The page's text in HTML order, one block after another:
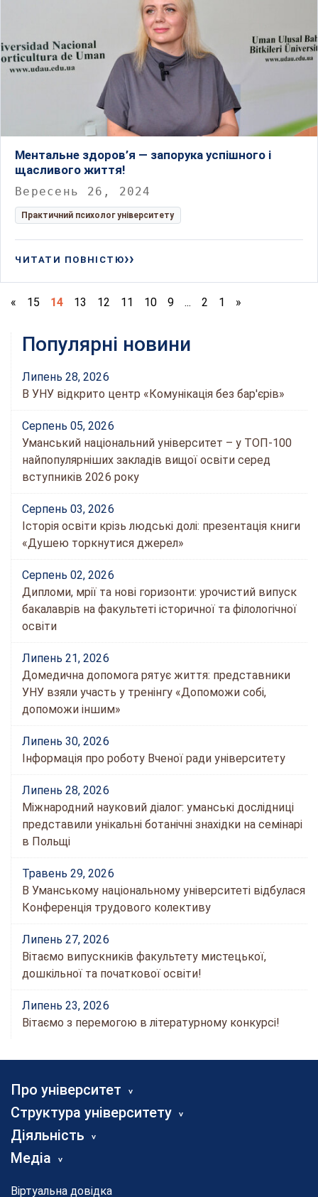
Ментальне здоров’я — запорука успішного і
щасливого життя!
Вересень 26, 2024
Практичний психолог університету
ЧИТАТИ ПОВНІСТЮ
« 15 14 13 12 11 10 9 ... 2 1 »
Популярні новини
Липень 28, 2026
В УНУ відкрито центр «Комунікація без бар'єрів»
Серпень 05, 2026
Уманський національний університет – у ТОП-100
найпопулярніших закладів вищої освіти серед
вступників 2026 року
Серпень 03, 2026
Історія освіти крізь людські долі: презентація книги
«Душею торкнутися джерел»
Серпень 02, 2026
Дипломи, мрії та нові горизонти: урочистий випуск
бакалаврів на факультеті історичної та філологічної
освіти
Липень 21, 2026
Домедична допомога рятує життя: представники
УНУ взяли участь у тренінгу «Допоможи собі,
допоможи іншим»
Липень 30, 2026
Інформація про роботу Вченої ради університету
Липень 28, 2026
Міжнародний науковий діалог: уманські дослідниці
представили унікальні ботанічні знахідки на семінарі
в Польщі
Травень 29, 2026
В Уманському національному університеті відбулася
Конференція трудового колективу
Липень 27, 2026
Вітаємо випускників факультету мистецької,
дошкільної та початкової освіти!
Липень 23, 2026
Вітаємо з перемогою в літературному конкурсі!
Про університет
Структура університету
Діяльність
Медіа
Віртуальна довідка